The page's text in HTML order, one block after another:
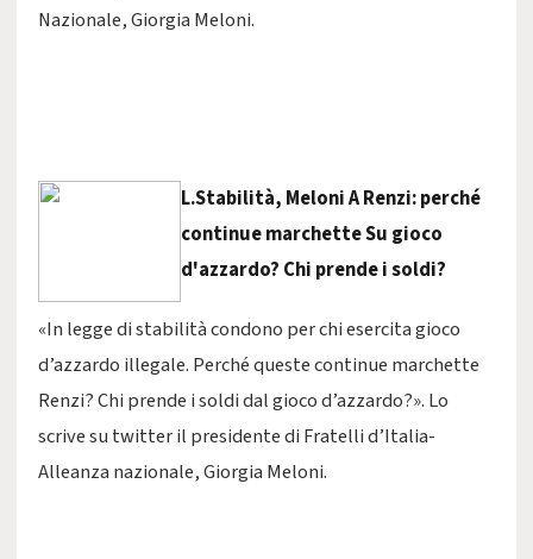
Nazionale, Giorgia Meloni.
L.Stabilità, Meloni A Renzi: perché
continue marchette Su gioco
d'azzardo? Chi prende i soldi?
«In legge di stabilità condono per chi esercita gioco
d’azzardo illegale. Perché queste continue marchette
Renzi? Chi prende i soldi dal gioco d’azzardo?». Lo
scrive su twitter il presidente di Fratelli d’Italia-
Alleanza nazionale, Giorgia Meloni.